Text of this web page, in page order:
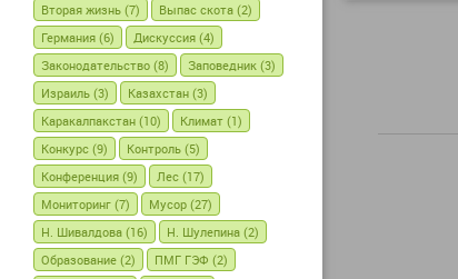
Вторая жизнь (7) Выпас скота (2)
Германия (6) Дискуссия (4)
Законодательство (8) Заповедник (3)
Израиль (3) Казахстан (3)
Каракалпакстан (10) Климат (1)
Конкурс (9) Контроль (5)
Конференция (9) Лес (17)
Мониторинг (7) Мусор (27)
Н. Шивалдова (16) Н. Шулепина (2)
Образование (2) ПМГ ГЭФ (2)